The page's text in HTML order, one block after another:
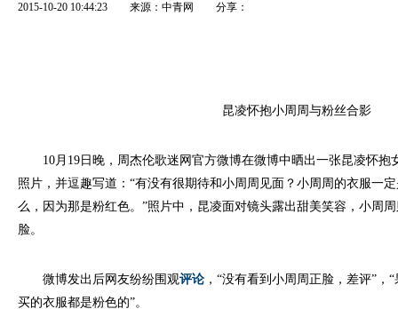
2015-10-20 10:44:23 来源：中青网 分享：
昆凌怀抱小周周与粉丝合影
10月19日晚，周杰伦歌迷网官方微博在微博中晒出一张昆凌怀抱
照片，并逗趣写道：“有没有很期待和小周周见面？小周周的衣服一
么，因为那是粉红色。”照片中，昆凌面对镜头露出甜美笑容，小周
脸。
微博发出后网友纷纷围观评论 ，“没有看到小周周正脸，差评”，
买的衣服都是粉色的”。